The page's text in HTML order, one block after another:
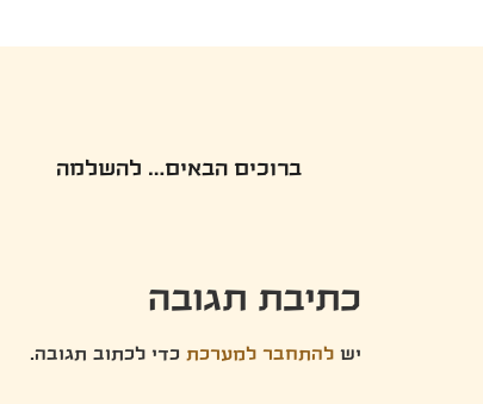
ברוכים הבאים… להשלמה
כתיבת תגובה
יש להתחבר למערכת כדי לכתוב תגובה.